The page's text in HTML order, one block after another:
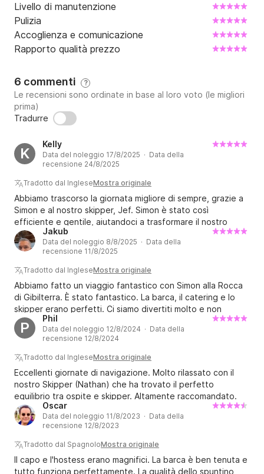
Livello di manutenzione
Pulizia
Accoglienza e comunicazione
Rapporto qualità prezzo
6 commenti ?
Le recensioni sono ordinate in base al loro voto (le migliori
prima)
Tradurre
K
Kelly
Data del noleggio 17/8/2025 · Data della
recensione 24/8/2025
Tradotto dal IngleseMostra originale
Abbiamo trascorso la giornata migliore di sempre, grazie a
Simon e al nostro skipper, Jef. Simon è stato così
efficiente e gentile, aiutandoci a trasformare il nostro
piano last-minute in una prenotazione confermata,
venendoci a prendere al porto e assicurandosi che
avessimo tutto il necessario per salpare. Jef è stato lo
skipper perfetto. Ci ha fatto sentire al sicuro, divertiti e a
casa su una barca meravigliosa, dotata di tutto ciò di cui
avevamo bisogno. Grazie mille per una giornata perfetta!
Jakub
Data del noleggio 8/8/2025 · Data della
recensione 11/8/2025
Tradotto dal IngleseMostra originale
Abbiamo fatto un viaggio fantastico con Simon alla Rocca
di Gibilterra. È stato fantastico. La barca, il catering e lo
skipper erano perfetti. Ci siamo divertiti molto e non
vediamo l'ora di organizzare un prossimo viaggio con loro.
P
Phil
Data del noleggio 12/8/2024 · Data della
recensione 12/8/2024
Tradotto dal IngleseMostra originale
Eccellenti giornate di navigazione. Molto rilassato con il
nostro Skipper (Nathan) che ha trovato il perfetto
equilibrio tra ospite e skipper. Altamente raccomandato.
Oscar
Data del noleggio 11/8/2023 · Data della
recensione 12/8/2023
Tradotto dal SpagnoloMostra originale
Il capo e l'hostess erano magnifici. La barca è ben tenuta e
tutto funziona perfettamente. La qualità dello spuntino